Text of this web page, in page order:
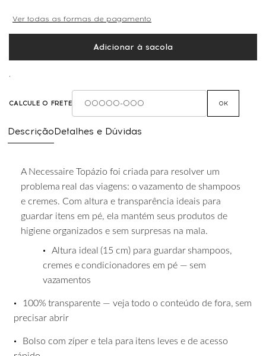
DescriçãoDetalhes e Dúvidas
A Necessaire Topázio foi criada para resolver um
problema real das viagens: o vazamento de shampoos
e cremes. Com altura e transparência ideais para
guardar itens em pé, ela mantém seus produtos de
higiene organizados e sem surpresas na mala.
• Altura ideal (15 cm) para guardar shampoos,
cremes e condicionadores em pé — sem
vazamentos
• 100% transparente — veja todo o conteúdo de fora, sem
precisar abrir
• Bolso com zíper e tela para itens leves e de acesso
Ver todas as formas de pagamento
Adicionar à sacola
CALCULE O FRETE OK